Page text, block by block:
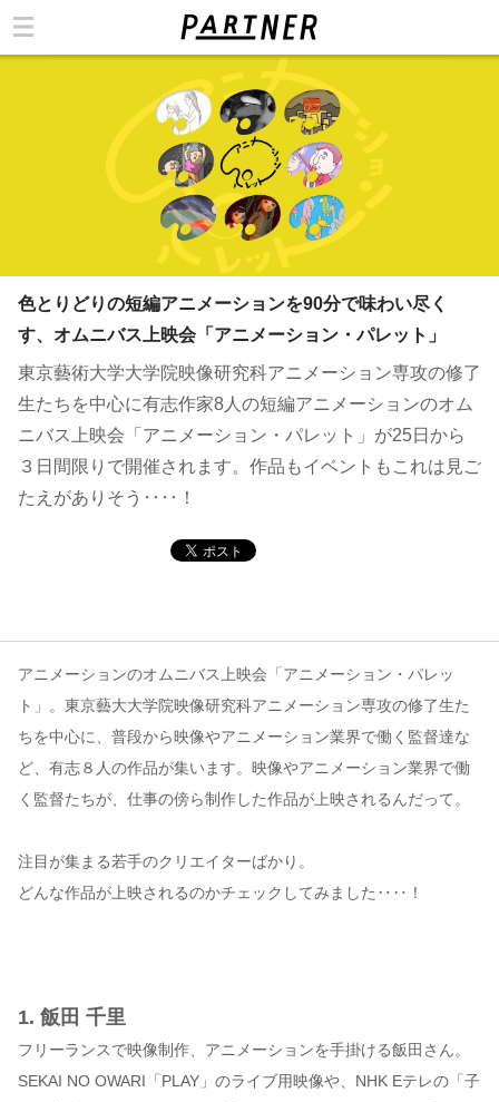
色とりどりの短編アニメーションを90分で味わい尽く
す、オムニバス上映会「アニメーション・パレット」
東京藝術大学大学院映像研究科アニメーション専攻の修了
生たちを中心に有志作家8人の短編アニメーションのオム
ニバス上映会「アニメーション・パレット」が25日から
３日間限りで開催されます。作品もイベントもこれは見ご
たえがありそう‥‥！
アニメーションのオムニバス上映会「アニメーション・パレッ
ト」。東京藝大大学院映像研究科アニメーション専攻の修了生た
ちを中心に、普段から映像やアニメーション業界で働く監督達な
ど、有志８人の作品が集います。映像やアニメーション業界で働
く監督たちが、仕事の傍ら制作した作品が上映されるんだって。
注目が集まる若手のクリエイターばかり。
どんな作品が上映されるのかチェックしてみました‥‥！
1. 飯田 千里
フリーランスで映像制作、アニメーションを手掛ける飯田さん。
SEKAI NO OWARI「PLAY」のライブ用映像や、NHK Eテレの「子